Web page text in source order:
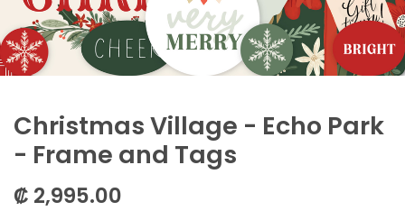
Christmas Village - Echo Park
- Frame and Tags
₡ 2,995.00